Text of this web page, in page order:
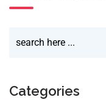
Categories